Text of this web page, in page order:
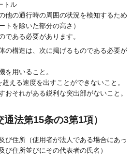
トル
他の通行時の周囲の状況を検知するため
トを除いた部分の高さ）
である必要があります。
の構造は、次に掲げるものである必要が
を用いること。
える速度を出すことができないこと。
おそれがある鋭利な突出部がないこと。
法第15条の3第1項）
び住所（使用者が法人である場合にあっ
び住所並びにその代表者の氏名）